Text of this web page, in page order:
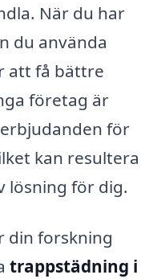
När du har
du använda
att få bättre
företag är
för
kan resultera
lösning för dig.
din forskning
trappstädning i